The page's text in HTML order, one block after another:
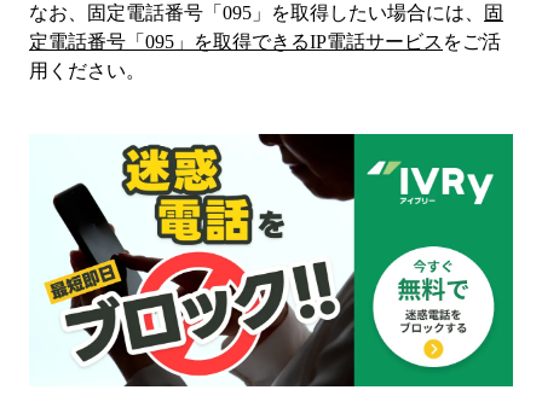
なお、固定電話番号「 095 」を取得したい場合には、
固
定電話番号「 095 」を取得できるIP電話サービス をご活
用ください。